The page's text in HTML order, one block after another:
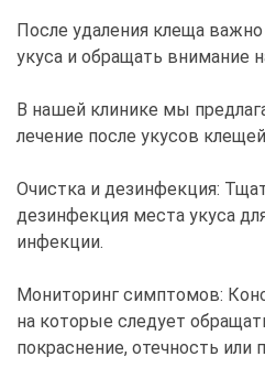
После удаления клеща
укуса и обращать внимание
В нашей клинике мы
лечение после укусов
Очистка и дезинфекция:
дезинфекция места укуса
инфекции.
Мониторинг симптомов:
на которые следует
покраснение, отечность или